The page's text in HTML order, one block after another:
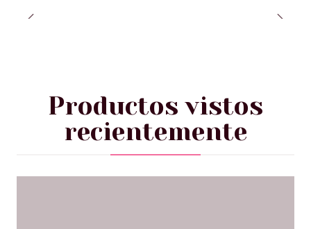
Productos vistos
recientemente